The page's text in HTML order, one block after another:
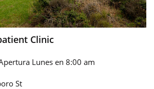
Clinic
Lunes en 8:00 am
St